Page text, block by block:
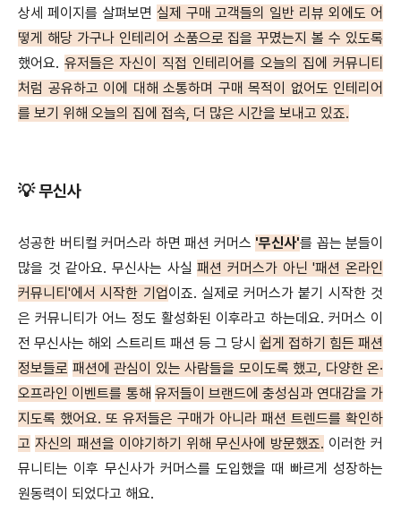
상세 페이지를 살펴보면 실제 구매 고객들의 일반 리뷰 외에도 어
떻게 해당 가구나 인테리어 소품으로 집을 꾸몄는지 볼 수 있도록
했어요. 유저들은 자신이 직접 인테리어를 오늘의 집에 커뮤니티
처럼 공유하고 이에 대해 소통하며 구매 목적이 없어도 인테리어
를 보기 위해 오늘의 집에 접속, 더 많은 시간을 보내고 있죠.
💡 무신사
성공한 버티컬 커머스라 하면 패션 커머스 '무신사'를 꼽는 분들이
많을 것 같아요. 무신사는 사실패션 커머스가 아닌 '패션 온라인
커뮤니티'에서 시작한 기업이죠. 실제로 커머스가 붙기 시작한 것
은 커뮤니티가 어느 정도 활성화된 이후라고 하는데요. 커머스 이
전 무신사는 해외 스트리트 패션 등 그 당시 쉽게 접하기 힘든 패션
정보들로 패션에 관심이 있는 사람들을 모이도록 했고, 다양한 온·
오프라인 이벤트를 통해 유저들이 브랜드에 충성심과 연대감을 가
지도록 했어요. 또 유저들은 구매가 아니라 패션 트렌드를 확인하
고 자신의 패션을 이야기하기 위해 무신사에 방문했죠. 이러한 커
뮤니티는 이후 무신사가 커머스를 도입했을 때 빠르게 성장하는
원동력이 되었다고 해요.